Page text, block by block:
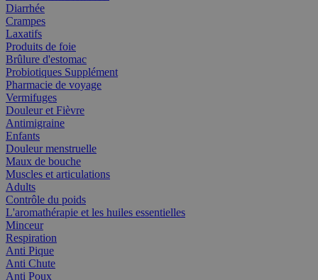
Diarrhée
Crampes
Laxatifs
Produits de foie
Brûlure d'estomac
Probiotiques Supplément
Pharmacie de voyage
Vermifuges
Douleur et Fièvre
Antimigraine
Enfants
Douleur menstruelle
Maux de bouche
Muscles et articulations
Adults
Contrôle du poids
L'aromathérapie et les huiles essentielles
Minceur
Respiration
Anti Pique
Anti Chute
Anti Poux